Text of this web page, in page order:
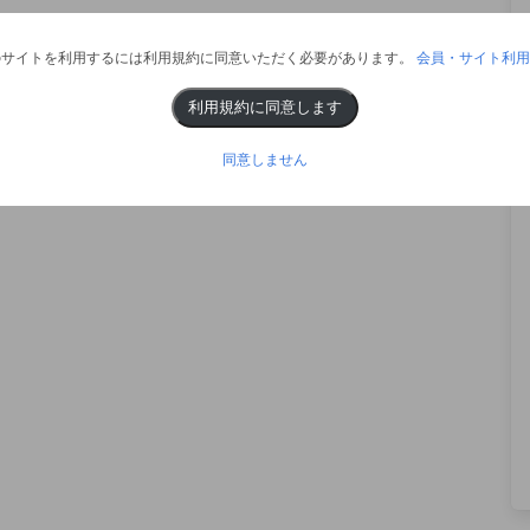
イトを利用するには利用規約に同意いただく必要があります。 会員・サイト利
利用規約に同意します
同意しません